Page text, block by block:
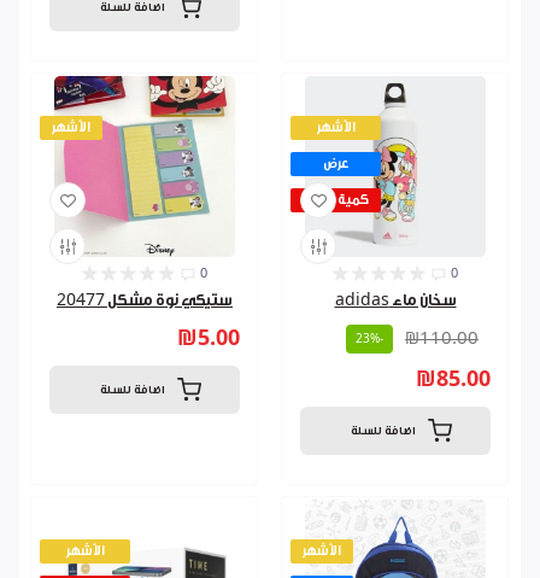
اضافة للسلة
الأشهر
0
ستيكي نوة مشكل 20477
₪5.00
اضافة للسلة
الأشهر
عرض
كمية قليلة
0
سخان ماء adidas
₪110.00
-23%
₪85.00
اضافة للسلة
الأشهر الأشهر